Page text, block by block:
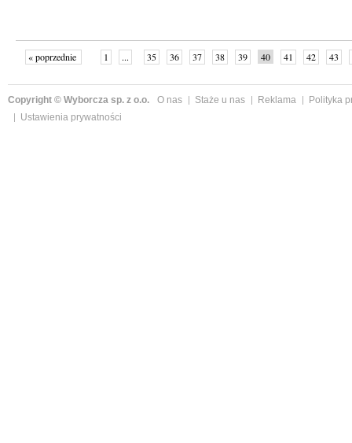
« poprzednie 1 ... 35 36 37 38 39 40 41 42 43
Copyright © Wyborcza sp. z o.o. O nas Staże u nas Reklama
Polityka
Ustawienia prywatności